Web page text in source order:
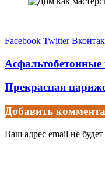
Facebook Twitter
Асфальтобетонные
Прекрасная
Добавить
Ваш адрес email не